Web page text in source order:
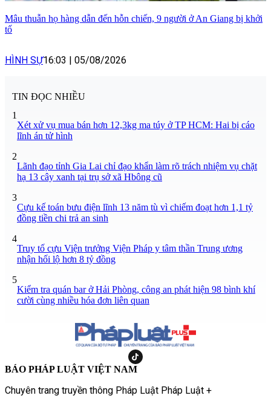
Mâu thuẫn họ hàng dẫn đến hỗn chiến, 9 người ở An Giang bị khởi
tố
HÌNH SỰ16:03 | 05/08/2026
TIN ĐỌC NHIỀU
1
Xét xử vụ mua bán hơn 12,3kg ma túy ở TP HCM: Hai bị cáo
lĩnh án tử hình
2
Lãnh đạo tỉnh Gia Lai chỉ đạo khẩn làm rõ trách nhiệm vụ chặt
hạ 13 cây xanh tại trụ sở xã Hbông cũ
3
Cựu kế toán bưu điện lĩnh 13 năm tù vì chiếm đoạt hơn 1,1 tỷ
đồng tiền chi trả an sinh
4
Truy tố cựu Viện trưởng Viện Pháp y tâm thần Trung ương
nhận hối lộ hơn 8 tỷ đồng
5
Kiểm tra quán bar ở Hải Phòng, công an phát hiện 98 bình khí
cười cùng nhiều hóa đơn liên quan
BÁO PHÁP LUẬT VIỆT NAM
Chuyên trang truyền thông Pháp Luật Pháp Luật +